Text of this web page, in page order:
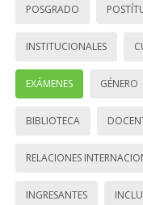
POSGRADO
INSTITUCIONALES
EXÁMENES GÉNERO
BIBLIOTECA
RELACIONES
INGRESANTES